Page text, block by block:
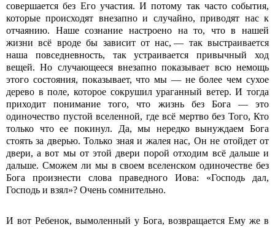
совершается без Его участия. И потому так часто события,
которые происходят внезапно и случайно, приводят нас к
отчаянию. Наше сознание настроено на то, что в нашей
жизни всё вроде бы зависит от нас, — так выстраивается
наша повседневность, так устраивается привычный ход
вещей. Но случающееся внезапно показывает всю немощь
этого состояния, показывает, что мы — не более чем сухое
дерево в поле, которое сокрушил ураганный ветер. И тогда
приходит понимание того, что жизнь без Бога — это
одиночество пустой вселенной, где всё мертво без Того, Кто
только что ее покинул. Да, мы нередко вынуждаем Бога
стоять за дверью. Только зная и жалея нас, Он не отойдет от
двери, а вот мы от этой двери порой отходим всё дальше и
дальше. Сможем ли мы в своем вселенском одиночестве без
Бога произнести слова праведного Иова: «Господь дал,
Господь и взял»? Очень сомнительно.
И вот Ребенок, вымоленный у Бога, возвращается Ему же в